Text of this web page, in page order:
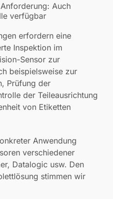
Auch
verfügbar
erfordern eine
Inspektion im
Sensor zur
beispielsweise zur
Prüfung der
der Teileausrichtung
von Etiketten
Anwendung
verschiedener
Datalogic usw. Den
stimmen wir